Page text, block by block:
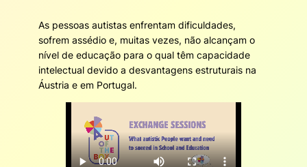
As pessoas autistas enfrentam dificuldades,
sofrem assédio e, muitas vezes, não alcançam o
nível de educação para o qual têm capacidade
intelectual devido a desvantagens estruturais na
Áustria e em Portugal.